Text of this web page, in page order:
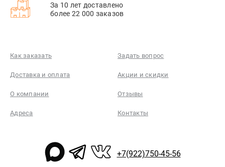
За 10 лет доставлено
более 22 000 заказов
Как заказать Задать вопрос
Доставка и оплата Акции и скидки
О компании Отзывы
Адреса Контакты
+7(922)750-45-56